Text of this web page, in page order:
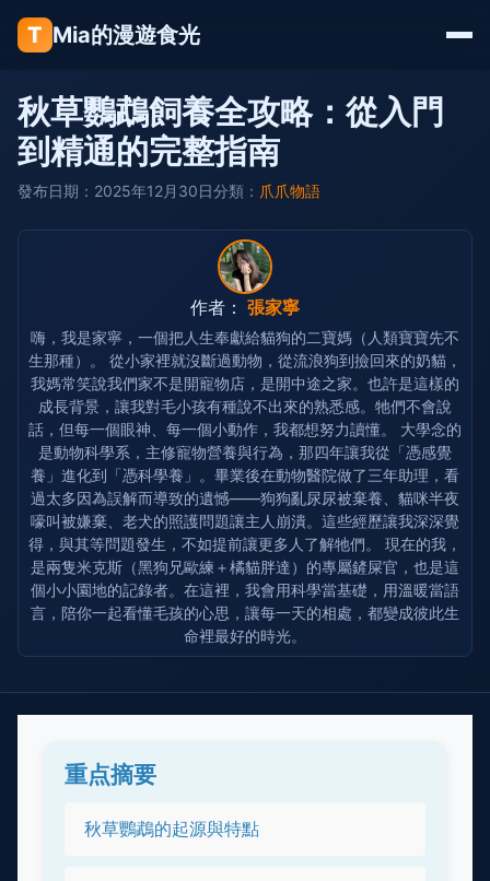
T Mia的漫遊食光
秋草鸚鵡飼養全攻略：從入門
到精通的完整指南
發布日期：2025年12月30日分類： 爪爪物語
作者： 張家寧
嗨，我是家寧，一個把人生奉獻給貓狗的二寶媽（人類寶寶先不
生那種）。 從小家裡就沒斷過動物，從流浪狗到撿回來的奶貓，
我媽常笑說我們家不是開寵物店，是開中途之家。也許是這樣的
成長背景，讓我對毛小孩有種說不出來的熟悉感。牠們不會說
話，但每一個眼神、每一個小動作，我都想努力讀懂。 大學念的
是動物科學系，主修寵物營養與行為，那四年讓我從「憑感覺
養」進化到「憑科學養」。畢業後在動物醫院做了三年助理，看
過太多因為誤解而導致的遺憾——狗狗亂尿尿被棄養、貓咪半夜
嚎叫被嫌棄、老犬的照護問題讓主人崩潰。這些經歷讓我深深覺
得，與其等問題發生，不如提前讓更多人了解牠們。 現在的我，
是兩隻米克斯（黑狗兄歐練＋橘貓胖達）的專屬鏟屎官，也是這
個小小園地的記錄者。在這裡，我會用科學當基礎，用溫暖當語
言，陪你一起看懂毛孩的心思，讓每一天的相處，都變成彼此生
命裡最好的時光。
重点摘要
秋草鸚鵡的起源與特點